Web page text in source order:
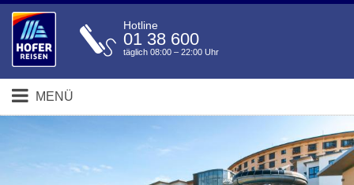
Hotline
01 38 600
täglich 08:00 – 22:00 Uhr
MENÜ